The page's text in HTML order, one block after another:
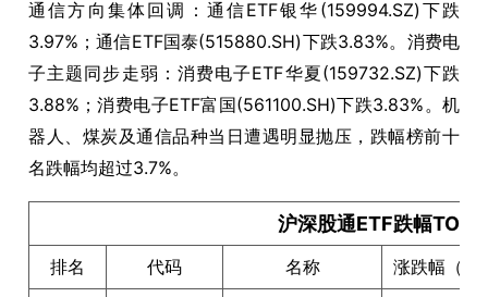
通信方向集体回调：通信ETF银华(159994.SZ)下跌
3.97%；通信ETF国泰(515880.SH)下跌3.83%。消费电
子主题同步走弱：消费电子ETF华夏(159732.SZ)下跌
3.88%；消费电子ETF富国(561100.SH)下跌3.83%。机
器人、煤炭及通信品种当日遭遇明显抛压，跌幅榜前十
名跌幅均超过3.7%。
沪深股通ETF跌幅
排名 代码 名称
涨跌幅（%